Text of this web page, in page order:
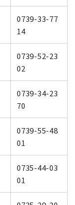
0739-33-77
14
0739-52-23
02
0739-34-23
70
0739-55-48
01
0735-44-03
01